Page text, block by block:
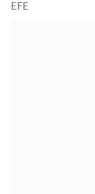
EFE